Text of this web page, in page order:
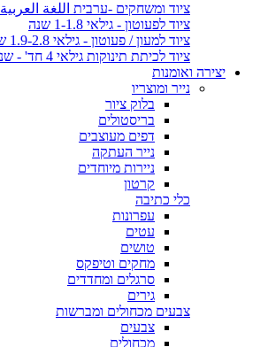
ציוד ומשחקים -ערבית اللغة العربية
ציוד לפעוטון - גילאי 1-1.8 שנה
ציוד למעון / פעוטון - גילאי 1.9-2.8 שנה
ציוד לכיתת תינוקות גילאי 4 חד' - שנה
יצירה ואומנות
נייר ומוצריו
בלוק ציור
בריסטולים
דפים מעוצבים
נייר העתקה
ניירות מיוחדים
קרטון
כלי כתיבה
עפרונות
עטים
טושים
מחקים וטיפקס
סרגלים ומחדדים
גירים
צבעים מכחולים ומברשות
צבעים
מכחולים